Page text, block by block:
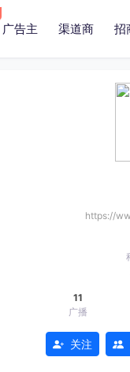
广告主 渠道商 招
https://
11
广播
关注